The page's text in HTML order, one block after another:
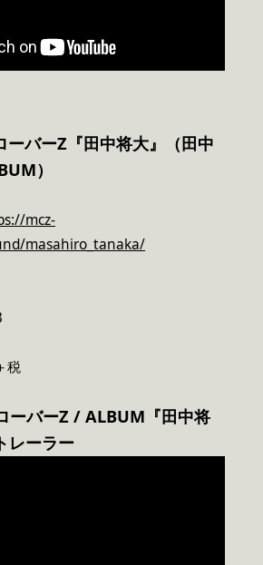
バーZ『田中将大』（田中
）
mcz-
masahiro_tanaka/
税
ーバーZ / ALBUM『田中将
レーラー